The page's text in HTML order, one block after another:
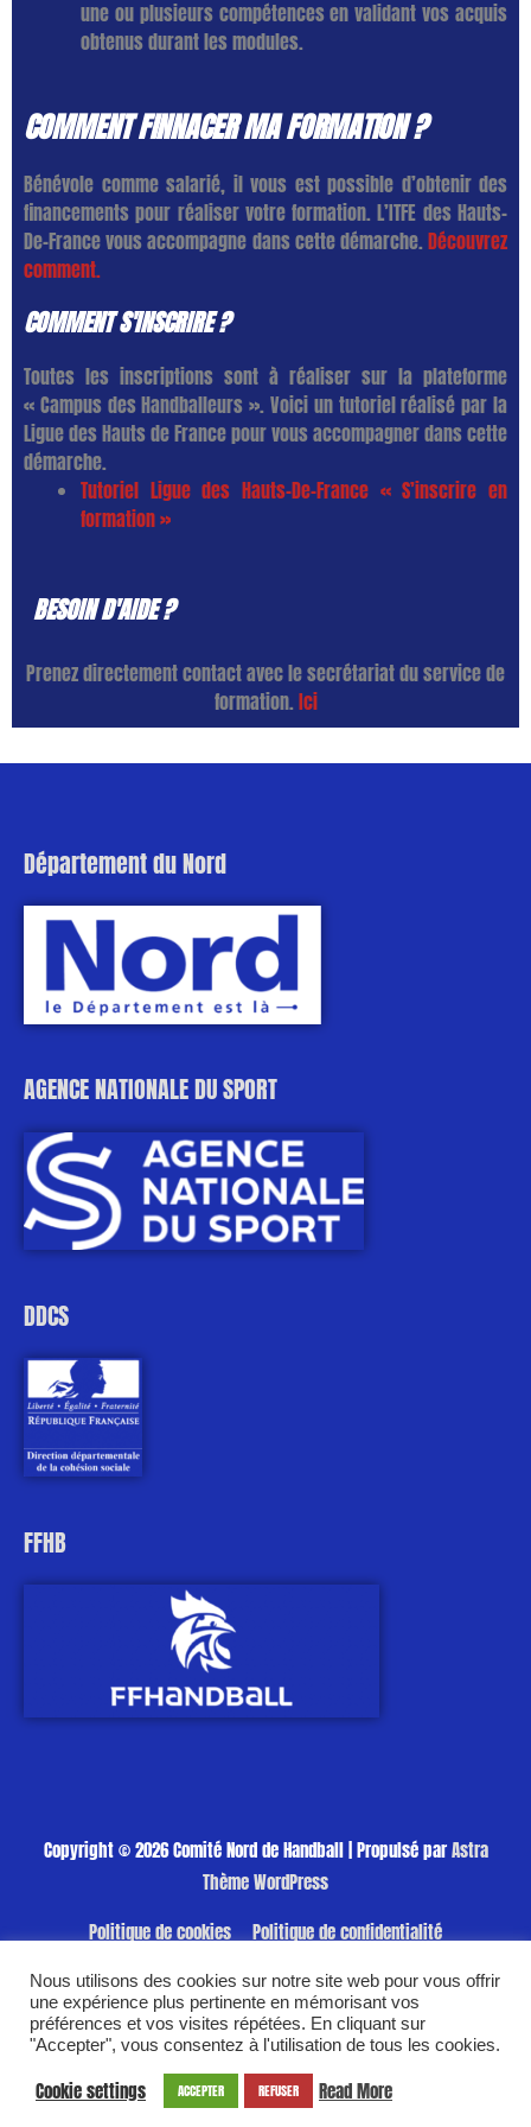
une ou plusieurs compétences en validant vos acquis
obtenus durant les modules.
COMMENT FINNACER MA FORMATION ?
Bénévole comme salarié, il vous est possible d’obtenir des
financements pour réaliser votre formation. L’ITFE des Hauts-
De-France vous accompagne dans cette démarche. Découvrez
comment.
COMMENT S'INSCRIRE ?
Toutes les inscriptions sont à réaliser sur la plateforme
« Campus des Handballeurs ». Voici un tutoriel réalisé par la
Ligue des Hauts de France pour vous accompagner dans cette
démarche.
Tutoriel Ligue des Hauts-De-France « S’inscrire en
formation »
BESOIN D'AIDE ?
Prenez directement contact avec le secrétariat du service de
formation. Ici
Département du Nord
AGENCE NATIONALE DU SPORT
DDCS
FFHB
Copyright © 2026Comité Nord de Handball| Propulsé parAstra
Thème WordPress
Politique de cookies
Politique de confidentialité
Nous utilisons des cookies sur notre site web pour vous offrir
une expérience plus pertinente en mémorisant vos
préférences et vos visites répétées. En cliquant sur
"Accepter", vous consentez à l'utilisation de tous les cookies.
Cookie settings ACCEPTER REFUSER Read More